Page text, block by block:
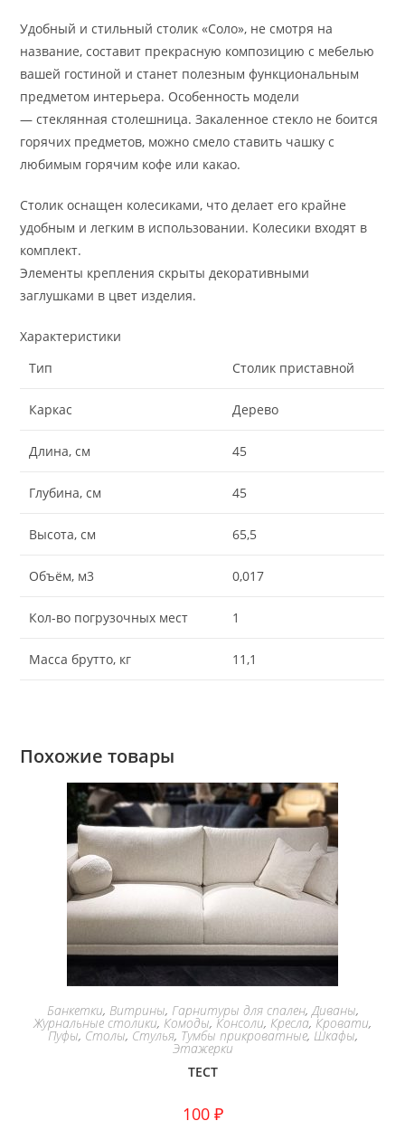
Удобный и стильный столик «Соло», не смотря на
название, составит прекрасную композицию с мебелью
вашей гостиной и станет полезным функциональным
предметом интерьера. Особенность модели
— стеклянная столешница. Закаленное стекло не боится
горячих предметов, можно смело ставить чашку с
любимым горячим кофе или какао.
Столик оснащен колесиками, что делает его крайне
удобным и легким в использовании. Колесики входят в
комплект.
Элементы крепления скрыты декоративными
заглушками в цвет изделия.
Характеристики
Тип
Столик приставной
Каркас Дерево
Длина, см 45
Глубина, см 45
Высота, см 65,5
Объём, м3 0,017
Кол-во погрузочных мест 1
Масса брутто, кг 11,1
Похожие товары
Банкетки, Витрины, Гарнитуры для спален,Диваны,
Журнальные столики, Комоды, Консоли, Кресла, Кровати,
Пуфы, Столы, Стулья, Тумбы прикроватные, Шкафы,
Этажерки
ТЕСТ
100 ₽